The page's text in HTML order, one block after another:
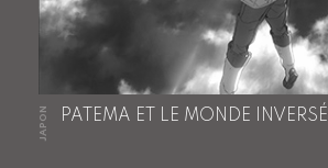
JAPON PATEMA ET LE MONDE INVERSÉ